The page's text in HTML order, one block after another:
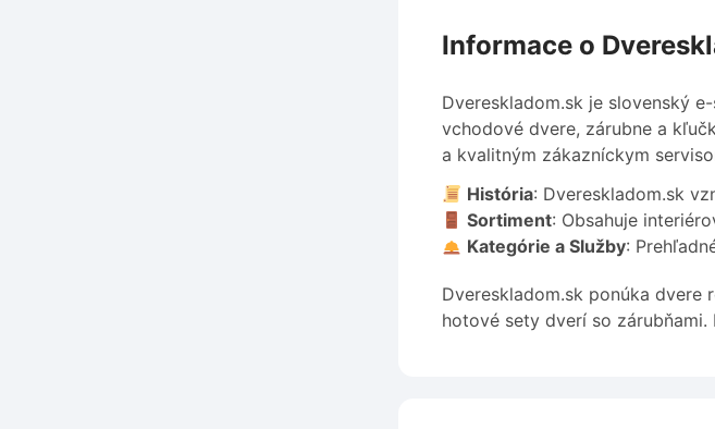
Informace o
Dvereskladom.sk je slovenský
vchodové dvere, zárubne a
a kvalitným zákazníckym
História: Dvereskladom.sk
Sortiment: Obsahuje
Kategórie a Služby:
Dvereskladom.sk ponúka
hotové sety dverí so